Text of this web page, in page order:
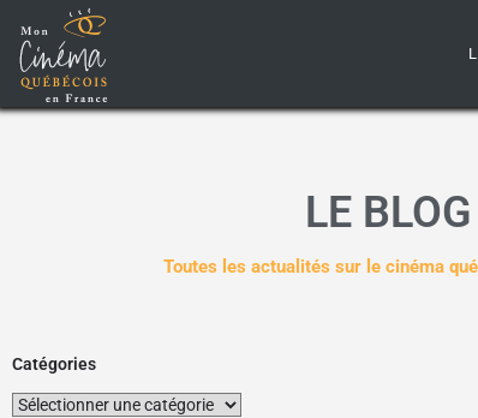
LE BLOG
Toutes les actualités sur le cinéma
Catégories